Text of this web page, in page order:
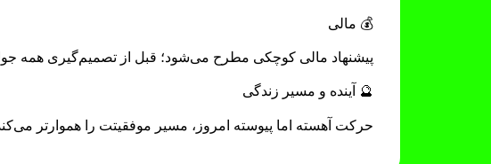
💰 مالی
پیشنهاد مالی کوچکی مطرح می‌شود؛ قبل از تصمیم‌گیری همه
🔮 آینده و مسیر زندگی
حرکت آهسته اما پیوسته امروز، مسیر موفقیتت را هموارتر